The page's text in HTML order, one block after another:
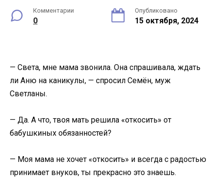
Комментарии
0
Опубликовано
15 октября, 2024
— Света, мне мама звонила. Она спрашивала, ждать
ли Аню на каникулы, — спросил Семён, муж
Светланы.
— Да. А что, твоя мать решила «откосить» от
бабушкиных обязанностей?
— Моя мама не хочет «откосить» и всегда с радостью
принимает внуков, ты прекрасно это знаешь.